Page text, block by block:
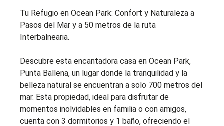
Tu Refugio en Ocean Park: Confort y Naturaleza a
Pasos del Mar y a 50 metros de la ruta
Interbalnearia.
Descubre esta encantadora casa en Ocean Park,
Punta Ballena, un lugar donde la tranquilidad y la
belleza natural se encuentran a solo 700 metros del
mar. Esta propiedad, ideal para disfrutar de
momentos inolvidables en familia o con amigos,
cuenta con 3 dormitorios y 1 baño, ofreciendo el